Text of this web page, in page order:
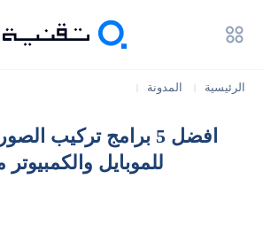
الرئيسية المدونة
افضل 5 برامج تركيب
للموبايل والكمبيوتر